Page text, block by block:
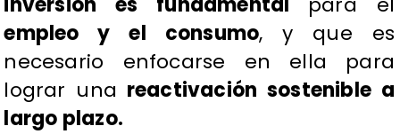
empleo y el consumo, y que es
necesario enfocarse en ella para
lograr una reactivación sostenible a
largo plazo.